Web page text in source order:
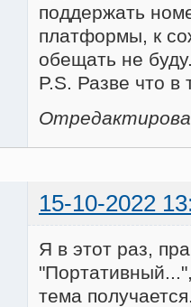
поддержать
платформы, к
обещать не
P.S. Разве что
15-10-2022
Я в этот раз,
тема